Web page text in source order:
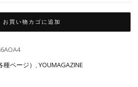
お買い物カゴに追加
種ページ）
YOUMAGAZINE